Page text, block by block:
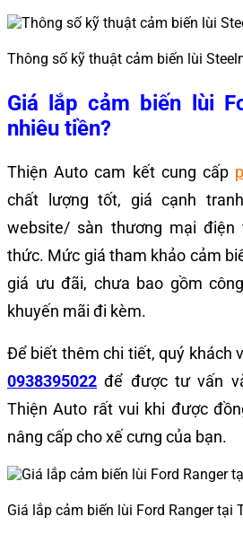
Thông số kỹ thuật cảm biến lùi
Giá lắp cảm biến lùi
nhiêu tiền?
Thiện Auto cam kết cung cấp
chất lượng tốt, giá cạnh
website/ sàn thương mại điện
thức. Mức giá tham khảo cảm
giá ưu đãi, chưa bao gồm
khuyến mãi đi kèm.
Để biết thêm chi tiết, quý khách
0938395022 để được tư vấn
Thiện Auto rất vui khi được
nâng cấp cho xế cưng của bạn.
Giá lắp cảm biến lùi Ford Ranger tại